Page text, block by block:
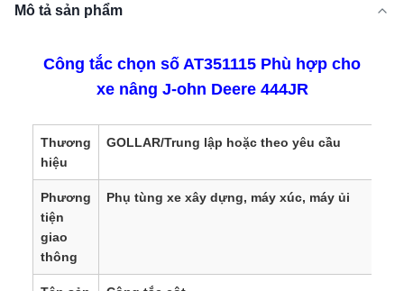
Mô tả sản phẩm
Công tắc chọn số AT351115 Phù hợp cho
xe nâng J-ohn Deere 444JR
Thương
hiệu
GOLLAR/Trung lập hoặc theo yêu cầu
Phương
tiện
giao
thông
Phụ tùng xe xây dựng, máy xúc, máy ủi